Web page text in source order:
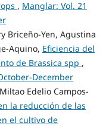
, Manglar: Vol. 21
Briceño-Yen, Agustina
Aquino, Eficiencia del
de Brassica spp ,
December
Edelio Campos-
la reducción de las
el cultivo de